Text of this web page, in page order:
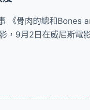
《骨肉的總和Bones
，9月2日在威尼斯電